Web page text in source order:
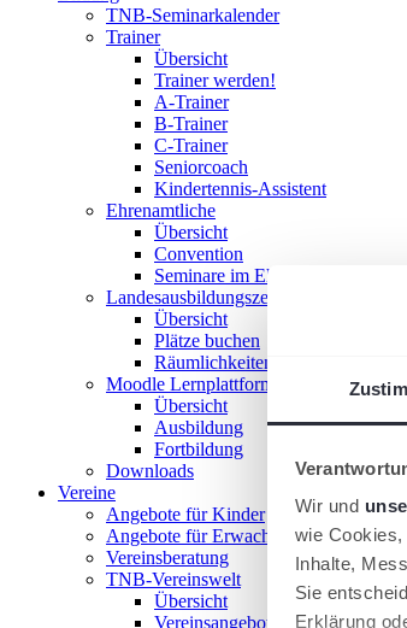
Wir und
wie
Inhalte,
Sie
Erklärung
TNB-Seminarkalender
Trainer
Übersicht
Trainer werden!
A-Trainer
B-Trainer
C-Trainer
Seniorcoach
Kindertennis-Assistent
Ehrenamtliche
Übersicht
Convention
Seminare im Ehrenamt
Landesausbildungszentrum
Übersicht
Plätze buchen
Räumlichkeiten nutzen
Moodle Lernplattform
Übersicht
Ausbildung
Fortbildung
Downloads
Vereine
Angebote für Kinder
Angebote für Erwachsene
Vereinsberatung
TNB-Vereinswelt
Übersicht
Vereinsangebote